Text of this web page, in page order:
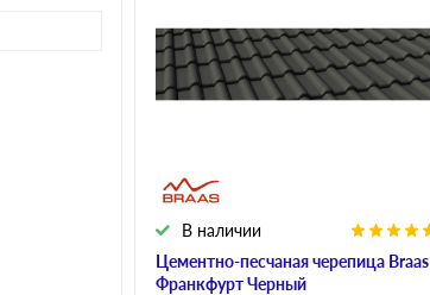
Цементно-песчаная черепица Braas
Франкфурт Черный
В наличии